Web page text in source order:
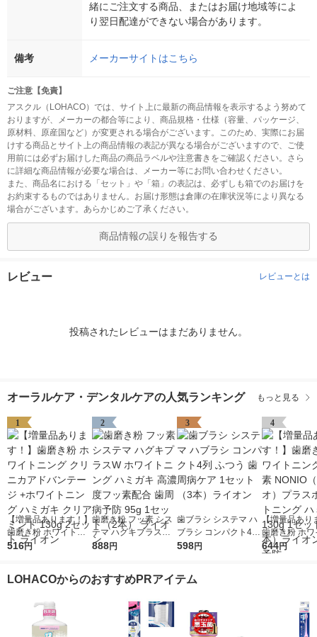
緒にご注文する商品、またはお届け地域等によ
り翌日配達ができない場合があります。
備考 メーカーサイトはこちら
ご注意【免責】
アスクル（LOHACO）では、サイト上に最新の商品情報を表示するよう努めて
おりますが、メーカーの都合等により、商品規格・仕様（容量、パッケージ、
原材料、原産国など）が変更される場合がございます。このため、実際にお届
けする商品とサイト上の商品情報の表記が異なる場合がございますので、ご使
用前には必ずお届けした商品の商品ラベルや注意書きをご確認ください。さら
に詳細な商品情報が必要な場合は、メーカー等にお問い合わせください。
また、商品名における「セット」や「箱」の表記は、必ずしも箱でのお届けを
お約束するものではありません。お届け形態は倉庫の在庫状況等により異なる
場合がございます。あらかじめご了承ください。
商品情報の誤りを報告する
レビュー レビューとは
投稿されたレビューはまだありません。
オーラルケア・デンタルケアの人気ランキング もっと見る
1
【増量品あります！】
歯磨き粉 ホワイトニ
ング クリニカアドバ
ミント 130g 2セット
516円
2
歯磨き粉 フッ素 シス
テマ ハグキプラスW
ホワイトニング ハミ
セット（2本） ライオ
888円
3
歯ブラシ システマ ハ
ブラシ コンパクト4列
ふつう 歯周病ケア 1
598円
4
【増量品あり
歯磨き粉 ホワ
ング フッ素
644円
LOHACOからのおすすめPRアイテム